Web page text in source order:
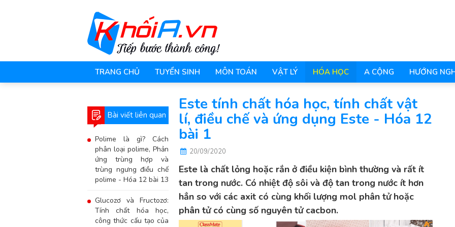
TRANG CHỦ TUYỂN SINH MÔN TOÁN VẬT LÝ HÓA HỌC A CỘNG HƯỚNG
Bài viết liên quan
Polime là gì? Cách
phân loại polime, Phản
ứng trùng hợp và
trùng ngưng điều chế
polime - Hóa 12 bài 13
Glucozơ và Fructozơ:
Tính chất hóa học,
công thức cấu tạo của
Este tính chất hóa học, tính chất vật
lí, điều chế và ứng dụng Este - Hóa 12
bài 1
20/09/2020
Este là chất lỏng hoặc rắn ở điều kiện bình thường và rất ít
tan trong nước. Có nhiệt độ sôi và độ tan trong nước ít hơn
hẳn so với các axit có cùng khối lượng mol phân tử hoặc
phân tử có cùng số nguyên tử cacbon.